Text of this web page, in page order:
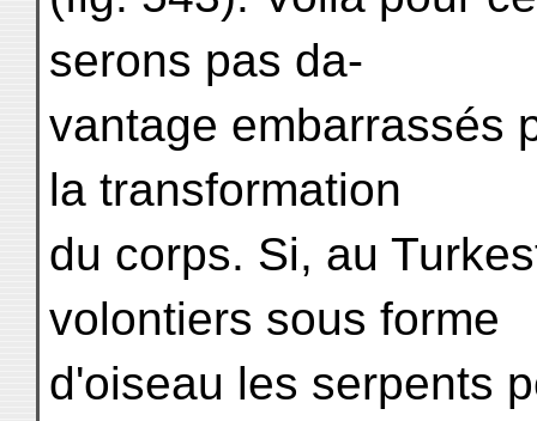
serons pas da-
vantage embarrassés
la transformation
du corps. Si, au
volontiers sous forme
d'oiseau les serpents